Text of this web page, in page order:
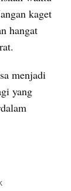
kaget
hangat
menjadi
yang